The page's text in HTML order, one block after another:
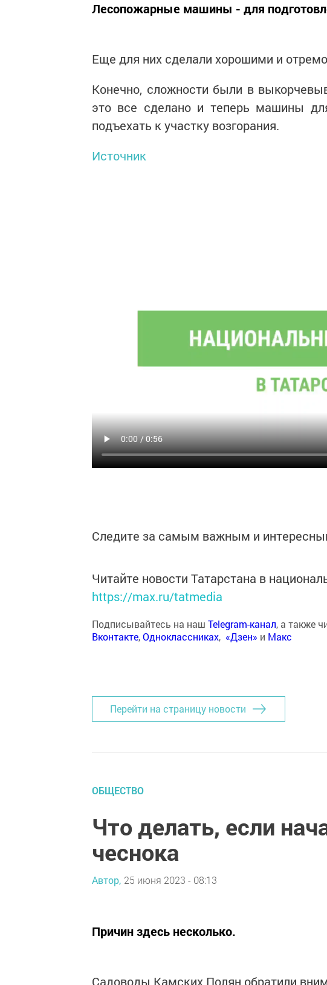
Лесопожарные машины - для
Еще для них сделали хорошими и
Конечно, сложности были в
это все сделано и теперь машины
подъехать к участку возгорания.
Источник
Следите за самым важным и
Читайте новости Татарстана в
https://max.ru/tatmedia
Подписывайтесь на наш Telegram-канал, а также
Вконтакте,Одноклассниках, «Дзен» и Макс
Перейти на страницу новости
ОБЩЕСТВО
Что делать, если
чеснока
Автор, 25 июня 2023 - 08:13
Причин здесь несколько.
Садоводы Камских Полян обратили